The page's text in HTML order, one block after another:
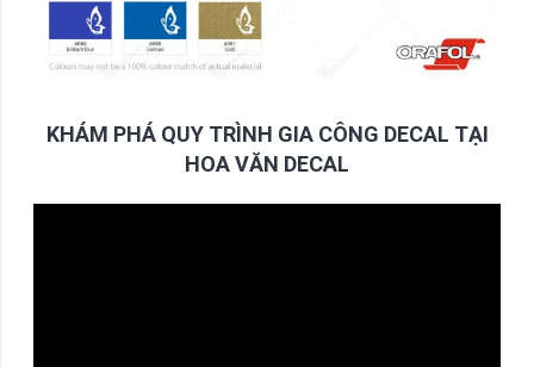
KHÁM PHÁ QUY TRÌNH GIA CÔNG DECAL TẠI
HOA VĂN DECAL